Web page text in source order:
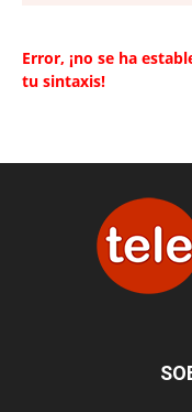
Error, ¡no se ha
tu sintaxis!